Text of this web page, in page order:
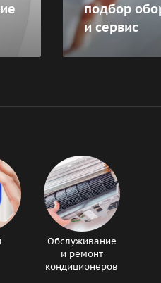
подбор
и сервис
Обслуживание
и ремонт
кондиционеров